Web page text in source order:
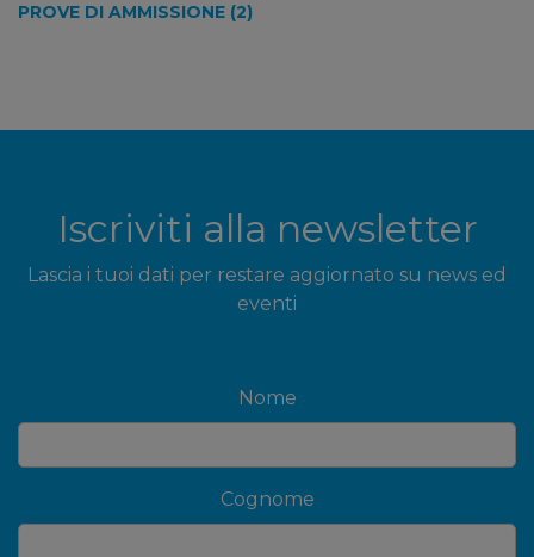
PROVE DI AMMISSIONE (2)
Iscriviti alla newsletter
Lascia i tuoi dati per restare aggiornato su news ed
eventi
Nome
Cognome